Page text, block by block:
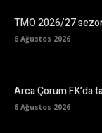
TMO 2026/27
6 Ağustos 2026
Arca Çorum FK’da
6 Ağustos 2026